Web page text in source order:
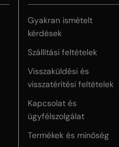
Gyakran ismételt
kérdések
Szállítási feltételek
Visszaküldési és
visszatérítési feltételek
Kapcsolat és
ügyfélszolgálat
Termékek és minőség